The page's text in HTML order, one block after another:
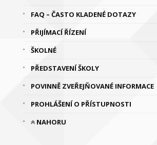
FAQ – ČASTO KLADENÉ DOTAZY
PŘIJÍMACÍ ŘÍZENÍ
ŠKOLNÉ
PŘEDSTAVENÍ ŠKOLY
POVINNĚ ZVEŘEJŇOVANÉ INFORMACE
PROHLÁŠENÍ O PŘÍSTUPNOSTI
NAHORU